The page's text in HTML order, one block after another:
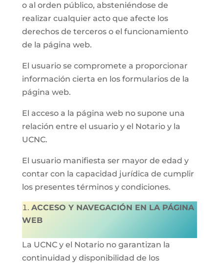
o al orden público, absteniéndose de
realizar cualquier acto que afecte los
derechos de terceros o el funcionamiento
de la página web.
El usuario se compromete a proporcionar
información cierta en los formularios de la
página web.
El acceso a la página web no supone una
relación entre el usuario y el Notario y la
UCNC.
El usuario manifiesta ser mayor de edad y
contar con la capacidad jurídica de cumplir
los presentes términos y condiciones.
ACCESO Y NAVEGACIÓN EN LA PÁGINA
WEB
La UCNC y el Notario no garantizan la
continuidad y disponibilidad de los